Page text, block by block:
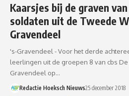
Kaarsjes bij de graven
soldaten uit de Tweede
Gravendeel
's-Gravendeel - Voor het derde
leerlingen uit de groepen 8 van cbs
Gravendeel op…
Redactie Hoeksch Nieuws25 december 2018